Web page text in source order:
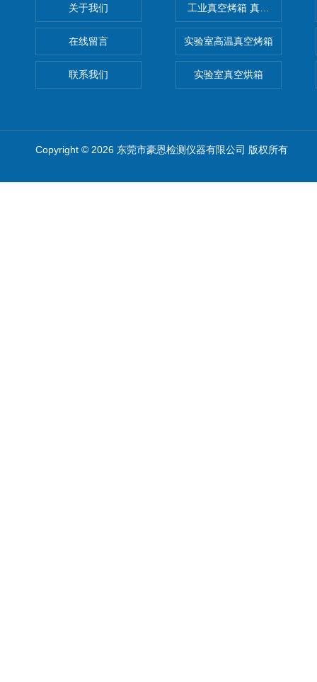
关于我们
在线留言
联系我们
工业真空烤箱 真空烘箱
实验室高温真空烤箱
实验室真空烘箱
Copyright © 2026 东莞市豪恩检测仪器有限公司 版权所有